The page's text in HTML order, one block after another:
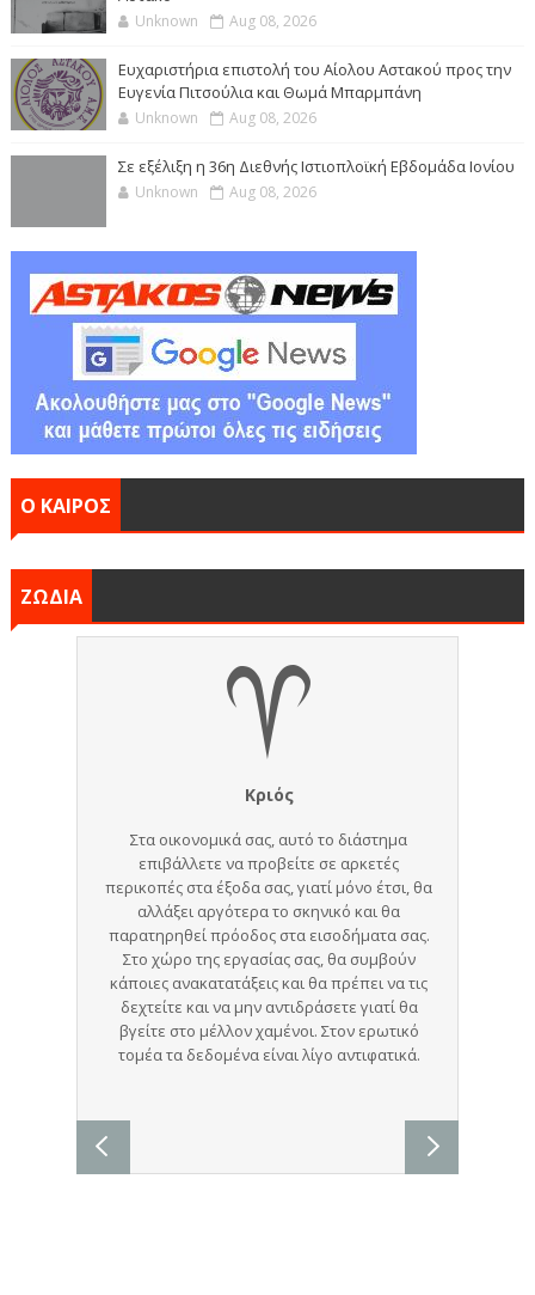
Unknown Aug 08, 2026
Ευχαριστήρια επιστολή του Αίολου Αστακού προς την
Ευγενία Πιτσούλια και Θωμά Μπαρμπάνη
Unknown Aug 08, 2026
Σε εξέλιξη η 36η Διεθνής Ιστιοπλοϊκή Εβδομάδα Ιονίου
Unknown Aug 08, 2026
Ο ΚΑΙΡΟΣ
ΖΩΔΙΑ